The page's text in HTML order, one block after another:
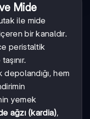
Mide
ile mide
bir kanaldır.
peristaltik
hem
yemek
ağzı (kardia),